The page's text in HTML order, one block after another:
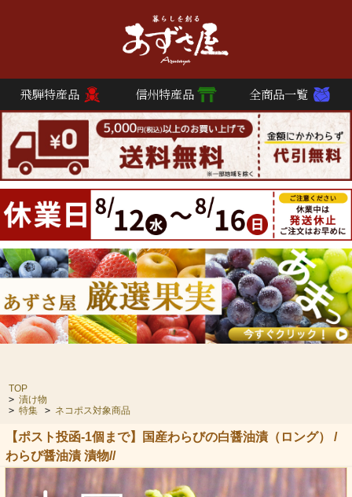
飛騨特産品 信州特産品 全商品一覧
TOP
> 漬け物
> 特集 > ネコポス対象商品
【ポスト投函-1個まで】国産わらびの白醤油漬（ロング） /
わらび醤油漬 漬物//